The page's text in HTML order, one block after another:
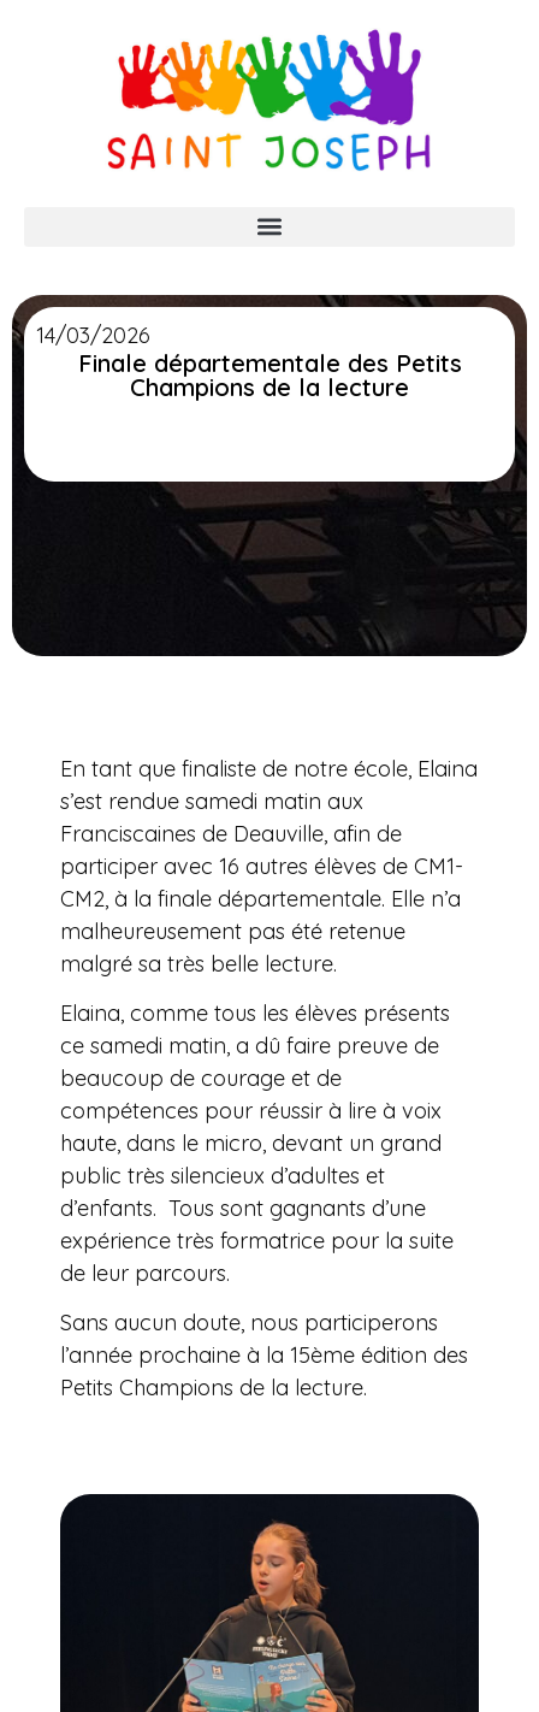
14/03/2026
Finale départementale des Petits
Champions de la lecture
En tant que finaliste de notre école, Elaina
s’est rendue samedi matin aux
Franciscaines de Deauville, afin de
participer avec 16 autres élèves de CM1-
CM2, à la finale départementale. Elle n’a
malheureusement pas été retenue
malgré sa très belle lecture.
Elaina, comme tous les élèves présents
ce samedi matin, a dû faire preuve de
beaucoup de courage et de
compétences pour réussir à lire à voix
haute, dans le micro, devant un grand
public très silencieux d’adultes et
d’enfants. Tous sont gagnants d’une
expérience très formatrice pour la suite
de leur parcours.
Sans aucun doute, nous participerons
l’année prochaine à la 15ème édition des
Petits Champions de la lecture.